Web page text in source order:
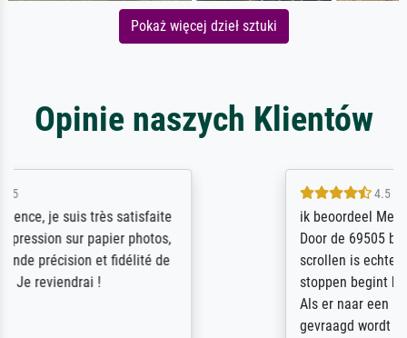
Pokaż więcej dzieł sztuki
Opinie naszych Klientów
ik beoordeel Meisterdrucke zeer positief.
Door de 69505 beschikbare kunstenaars
scrollen is echter onbegonnen werk (na
stoppen begint het weer van voor af aan).
gevraagd wordt krijg je ook een aantal